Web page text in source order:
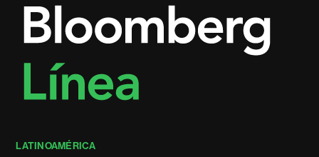
LATINOAMÉRICA